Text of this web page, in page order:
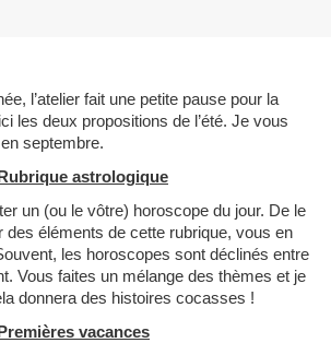
l’atelier fait une petite pause pour la
les deux propositions de l’été. Je vous
septembre.
astrologique
un (ou le vôtre) horoscope du jour. De le
des éléments de cette rubrique, vous en
les horoscopes sont déclinés entre
Vous faites un mélange des thèmes et je
donnera des histoires cocasses !
vacances